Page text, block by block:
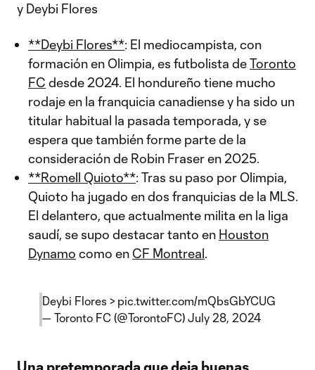
y Deybi Flores
**Deybi Flores**: El mediocampista, con
formación en Olimpia, es futbolista deToronto
FC desde 2024. El hondureño tiene mucho
rodaje en la franquicia canadiense y ha sido un
titular habitual la pasada temporada, y se
espera que también forme parte de la
consideración de Robin Fraser en 2025.
**Romell Quioto**: Tras su paso por Olimpia,
Quioto ha jugado en dos franquicias de la MLS.
El delantero, que actualmente milita en la liga
saudí, se supo destacar tanto en Houston
Dynamo como en CF Montreal.
Deybi Flores > pic.twitter.com/mQbsGbYCUG
— Toronto FC (@TorontoFC) July 28, 2024
Una pretemporada que deja buenas